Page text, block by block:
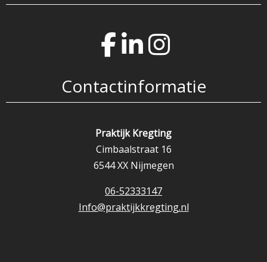
Contactinformatie
Praktijk Kregting
Cimbaalstraat 16
6544 XX Nijmegen
06-52333147
Info@praktijkkregting.nl